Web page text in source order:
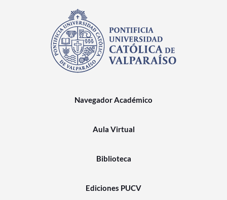
Navegador Académico
Aula Virtual
Biblioteca
Ediciones PUCV